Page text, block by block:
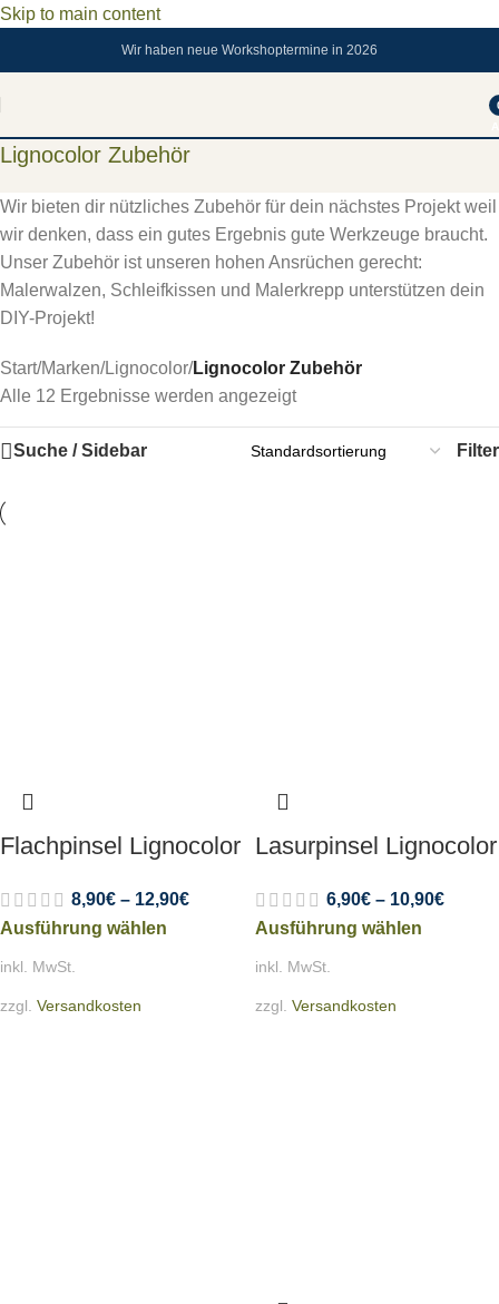
Skip to main content
Wir haben neue Workshoptermine in 2026
Lignocolor Zubehör
Wir bieten dir nützliches Zubehör für dein nächstes Projekt weil
wir denken, dass ein gutes Ergebnis gute Werkzeuge braucht.
Unser Zubehör ist unseren hohen Ansrüchen gerecht:
Malerwalzen, Schleifkissen und Malerkrepp unterstützen dein
DIY-Projekt!
Start/Marken/Lignocolor/Lignocolor Zubehör
Alle 12 Ergebnisse werden angezeigt
Suche / Sidebar Filter
Flachpinsel Lignocolor
8,90€ – 12,90€
Ausführung wählen
inkl. MwSt.
zzgl. Versandkosten
Lasurpinsel Lignocolor
6,90€ – 10,90€
Ausführung wählen
inkl. MwSt.
zzgl. Versandkosten